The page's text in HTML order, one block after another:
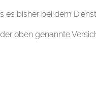
bisher bei dem
oben genannte